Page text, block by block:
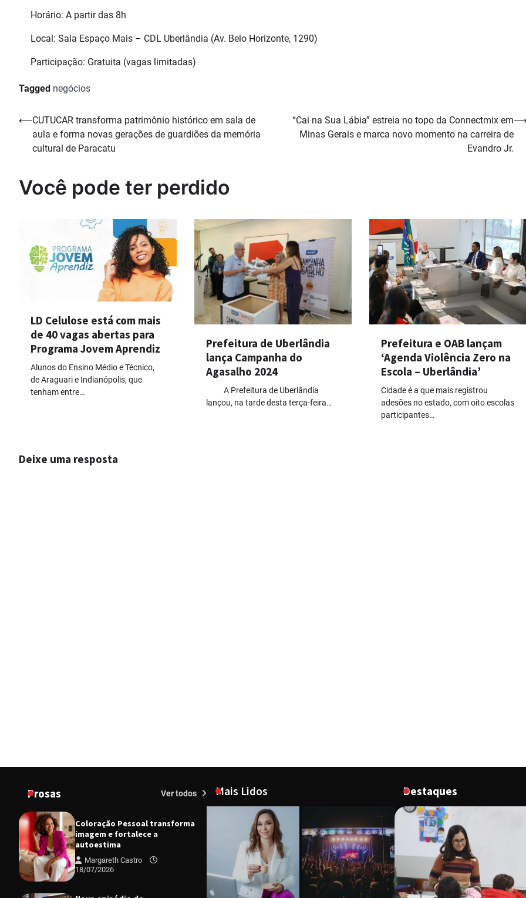
Horário: A partir das 8h
Local: Sala Espaço Mais – CDL Uberlândia (Av. Belo Horizonte, 1290)
Participação: Gratuita (vagas limitadas)
Tagged negócios
Navegação
⟵CUTUCAR transforma patrimônio histórico em sala de
aula e forma novas gerações de guardiões da memória
cultural de Paracatu
“Cai na Sua Lábia” estreia no topo da Connectmix em
Minas Gerais e marca novo momento na carreira de
Evandro Jr.
Você pode ter perdido
LD Celulose está com mais
de 40 vagas abertas para
Programa Jovem Aprendiz
Alunos do Ensino Médio e Técnico,
de Araguari e Indianópolis, que
tenham entre…
Prefeitura de Uberlândia
lança Campanha do
Agasalho 2024
A Prefeitura de Uberlândia
lançou, na tarde desta terça-feira…
Prefeitura e OAB lançam
‘Agenda Violência Zero na
Escola – Uberlândia’
Cidade é a que mais registrou
adesões no estado, com oito escolas
participantes…
Deixe uma resposta
Prosas Ver todos
Coloração Pessoal transforma
imagem e fortalece a
autoestima
Margareth Castro
18/07/2026
Mais Lidos Destaques